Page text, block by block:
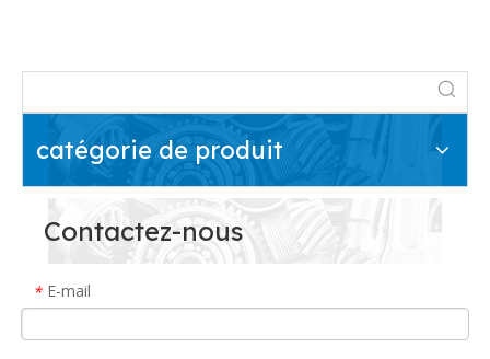
catégorie de produit
Contactez-nous
* E-mail